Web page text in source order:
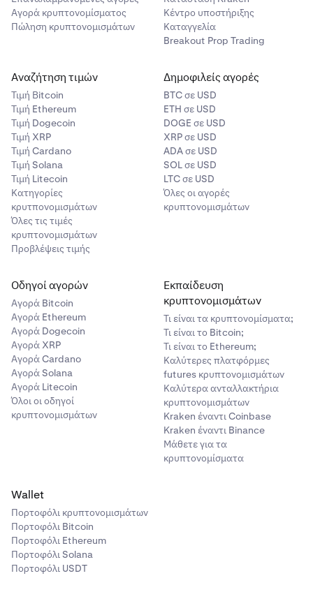
μηνιαία όρια χρηματοδότησής σας.
14,00 A$
1.500 - 7.000 A$
CAD
12,50 C$
1.500 - 6.500 C$
CHF
10,00 CHF
1.000 - 5.000 CHF
EUR
10,00 €
1.000 € - 5.000 €
800 £ - 4.000 £
USD
10,00 $
Αγορά κρυπτονομίσματος
Πώληση κρυπτονομισμάτων
Κέντρο υποστήριξης
Καταγγελία
Breakout Prop Trading
Αναζήτηση τιμών
Τιμή Βitcoin
Τιμή Ethereum
Τιμή Dogecoin
Τιμή XRP
Τιμή Cardano
Τιμή Solana
Τιμή Litecoin
Κατηγορίες
κρυτπονομισμάτων
Όλες τις τιμές
κρυπτονομισμάτων
Προβλέψεις τιμής
Δημοφιλείς αγορές
BTC σε USD
ETH σε USD
DOGE σε USD
XRP σε USD
ADA σε USD
SOL σε USD
LTC σε USD
Όλες οι αγορές
κρυπτονομισμάτων
Οδηγοί αγορών
Αγορά Bitcoin
Αγορά Ethereum
Αγορά Dogecoin
Αγορά XRP
Αγορά Cardano
Αγορά Solana
Αγορά Litecoin
Όλοι οι οδηγοί
κρυπτονομισμάτων
Εκπαίδευση
κρυπτονομισμάτων
Τι είναι τα κρυπτονομίσματα;
Τι είναι το Bitcoin;
Τι είναι το Ethereum;
Καλύτερες πλατφόρμες
futures κρυπτονομισμάτων
Καλύτερα ανταλλακτήρια
κρυπτονομισμάτων
Kraken έναντι Coinbase
Kraken έναντι Binance
Μάθετε για τα
κρυπτονομίσματα
Wallet
Πορτοφόλι κρυπτονομισμάτων
Πορτοφόλι Bitcoin
Πορτοφόλι Ethereum
Πορτοφόλι Solana
Πορτοφόλι USDT